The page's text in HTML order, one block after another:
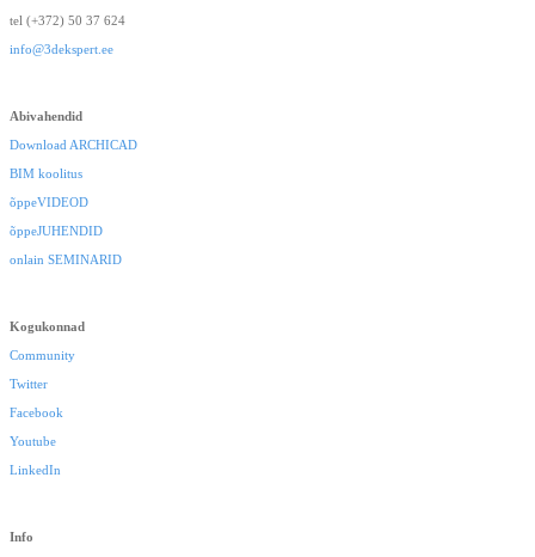
tel (+372) 50 37 624
info@3dekspert.ee
Abivahendid
Download ARCHICAD
BIM koolitus
õppeVIDEOD
õppeJUHENDID
onlain SEMINARID
Kogukonnad
Community
Twitter
Facebook
Youtube
LinkedIn
Info